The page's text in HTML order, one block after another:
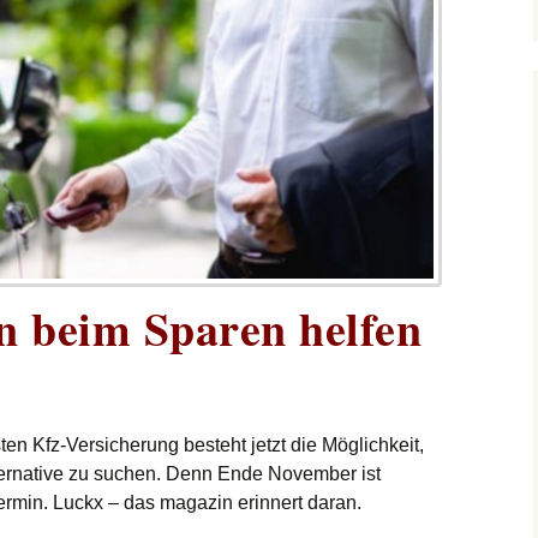
beim Sparen helfen
Kfz-Versicherung besteht jetzt die Möglichkeit,
zu suchen. Denn Ende November ist
Luckx – das magazin erinnert daran.